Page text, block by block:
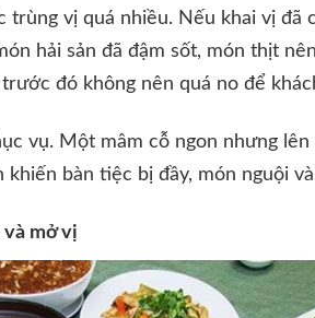
vị quá nhiều. Nếu khai vị đã
hải sản đã đậm sốt, món thịt
đó không nên quá no để
vụ. Một mâm cỗ ngon nhưng lên
bàn tiệc bị đầy, món nguội
mở vị